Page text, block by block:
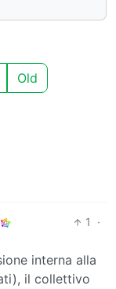
Old
1
·
interna alla
il collettivo